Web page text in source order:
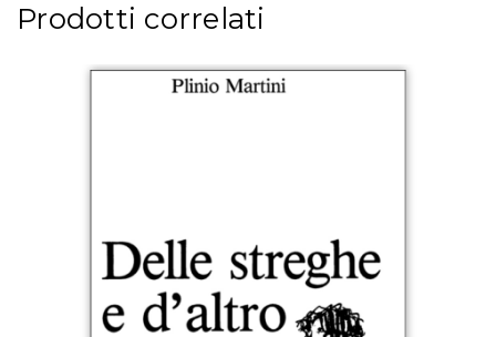
Prodotti correlati